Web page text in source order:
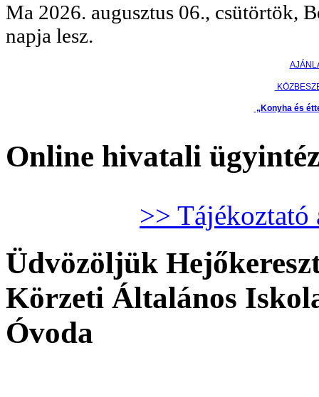
Ma 2026. augusztus 06., csütörtök,
napja lesz.
„Konyha és
Online hivatali
>> Tájékoztató
Üdvözöljük
Körzeti Általános
Óvoda